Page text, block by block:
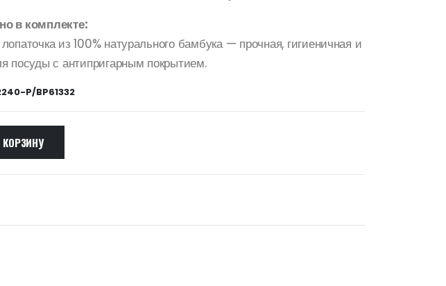
в комплекте:
из 100% натурального бамбука — прочная, гигиеничная и
посуды с антипригарным покрытием.
P/BP61332
КОРЗИНУ